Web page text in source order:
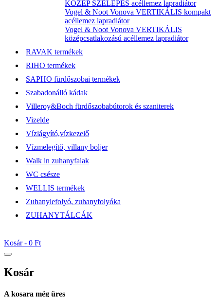
KÖZÉP SZELEPES acéllemez lapradiátor
Vogel & Noot Vonova VERTIKÁLIS kompakt
acéllemez lapradiátor
Vogel & Noot Vonova VERTIKÁLIS
középcsatlakozású acéllemez lapradiátor
RAVAK termékek
RIHO termékek
SAPHO fürdőszobai termékek
Szabadonálló kádak
Villeroy&Boch fürdőszobabútorok és szaniterek
Vizelde
Vízlágyító,vízkezelő
Vízmelegítő, villany boljer
Walk in zuhanyfalak
WC csésze
WELLIS termékek
Zuhanylefolyó, zuhanyfolyóka
ZUHANYTÁLCÁK
Kosár - 0 Ft
Kosár
A kosara még üres